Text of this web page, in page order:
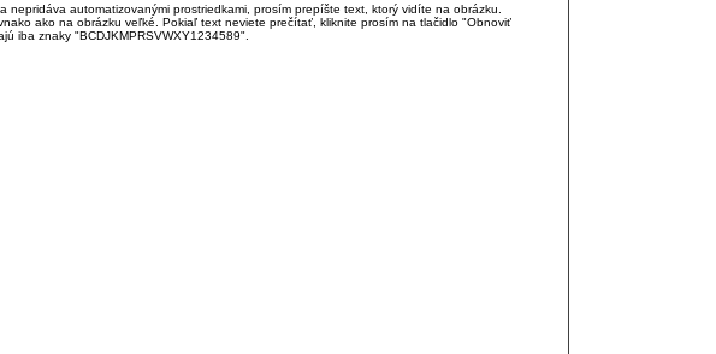
nepridáva automatizovanými prostriedkami, prosím prepíšte text, ktorý vidíte na obrázku.
ako na obrázku veľké. Pokiaľ text neviete prečítať, kliknite prosím na tlačidlo "Obnoviť
iba znaky "BCDJKMPRSVWXY1234589".